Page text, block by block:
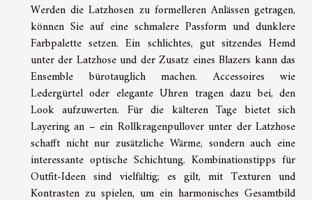
Werden die Latzhosen zu formelleren Anlässen getragen,
können Sie auf eine schmalere Passform und dunklere
Farbpalette setzen. Ein schlichtes, gut sitzendes Hemd
unter der Latzhose und der Zusatz eines Blazers kann das
Ensemble bürotauglich machen. Accessoires wie
Ledergürtel oder elegante Uhren tragen dazu bei, den
Look aufzuwerten. Für die kälteren Tage bietet sich
Layering an – ein Rollkragenpullover unter der Latzhose
schafft nicht nur zusätzliche Wärme, sondern auch eine
interessante optische Schichtung. Kombinationstipps für
Outfit-Ideen sind vielfältig; es gilt, mit Texturen und
Kontrasten zu spielen, um ein harmonisches Gesamtbild